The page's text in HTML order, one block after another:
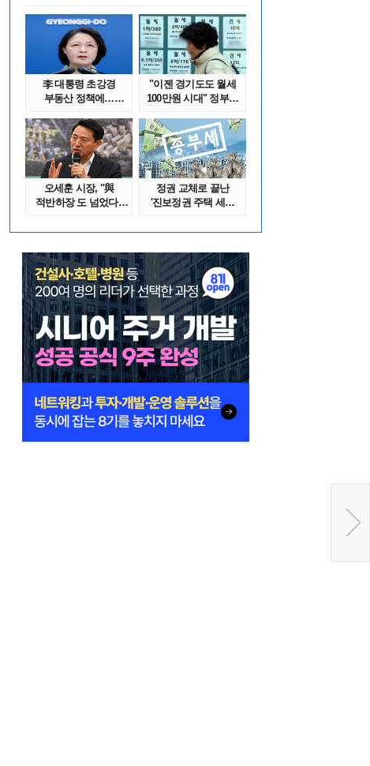
李 대통령 초강경
부동산 정책에…
"이젠 경기도도 월세
100만원 시대" 정부發
오세훈 시장, "與
적반하장 도 넘었다"
정권 교체로 끝난
'진보정권 주택 세금